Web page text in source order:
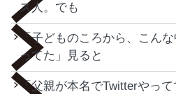
ス人。でも
「子どものころから、こん
ってた」見ると
「父親が本名でTwitterやっ